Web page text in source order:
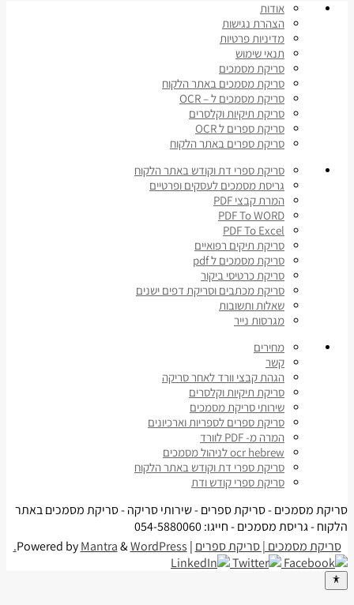
אודות
הצהרת נגישות
מדיניות פרטיות
תנאי שימוש
סריקת מסמכים
סריקת מסמכים באתר הלקוח
סריקת מסמכים ל – OCR
סריקת תיקיות וקלסרים
סריקת ספרים ל OCR
סריקת ספרים באתר הלקוח
סריקת ספרי דת וקודש באתר הלקוח
גריסת מסמכים לעסקים ופרטיים
המרת קבצי PDF
PDF To WORD
PDF To Excel
סריקת תיקים רפואיים
סריקת מסמכים ל pdf
סריקת כרטיסי ביקור
סריקת מכתבים וסריקת דפים ישנים
שאלות ותשובות
מגרסות נייר
מחירים
קשר
הגהת קבצי וורד לאחר סריקה
סריקת תיקיות וקלסרים
שירותי סריקת מסמכים
סריקת ספרים לספריות וארכיונים
המרה מ- PDF לוורד
ocr hebrew לניהול מסמכים
סריקת ספרי דת וקודש באתר הלקוח
סריקת ספרי קודש ודת
סריקת מסמכים - סריקת ספרים - שירותי סריקה - סריקת מסמכים באתר
הלקוח - גריסת מסמכים - חייגו: 054-5880060
סריקת מסמכים | סריקת ספרים | Powered by
Mantra&WordPress.